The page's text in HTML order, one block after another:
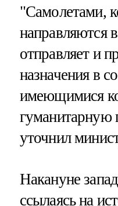
"Самолетами,
отправляет и
назначения в
имеющимися
уточнил
Накануне
ссылаясь на